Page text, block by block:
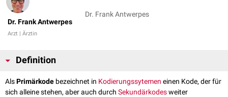
Dr. Frank Antwerpes
Arzt | Ärztin
Dr. Frank Antwerpes
Definition
AlsPrimärkode bezeichnet in Kodierungssytemen einen Kode, der für
sich alleine stehen, aber auch durch Sekundärkodesweiter